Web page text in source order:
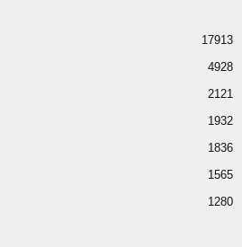
17913
4928
2121
1932
1836
1565
1280